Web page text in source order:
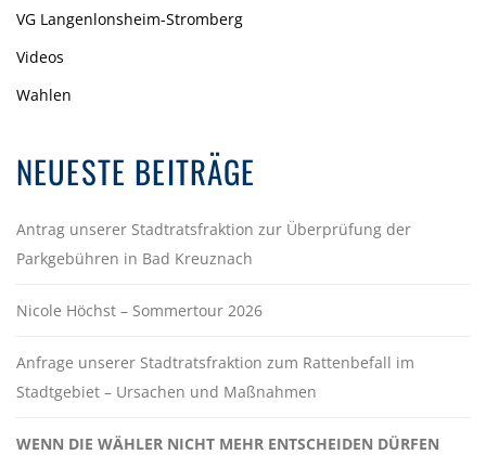
VG Langenlonsheim-Stromberg
Videos
Wahlen
NEUESTE BEITRÄGE
Antrag unserer Stadtratsfraktion zur Überprüfung der
Parkgebühren in Bad Kreuznach
Nicole Höchst – Sommertour 2026
Anfrage unserer Stadtratsfraktion zum Rattenbefall im
Stadtgebiet – Ursachen und Maßnahmen
WENN DIE WÄHLER NICHT MEHR ENTSCHEIDEN DÜRFEN